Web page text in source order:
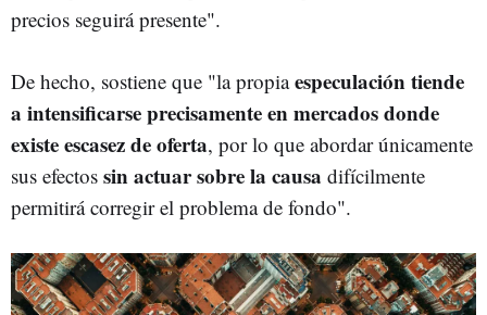
precios seguirá presente".
De hecho, sostiene que "la propiaespeculación tiende
a intensificarse precisamente en mercados donde
existe escasez de oferta, por lo que abordar únicamente
sus efectos sin actuar sobre la causa difícilmente
permitirá corregir el problema de fondo".